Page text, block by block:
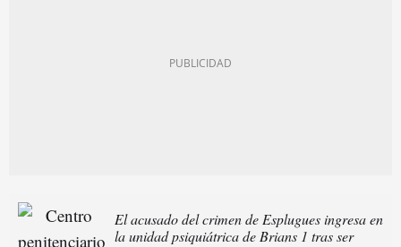
El acusado del crimen de Esplugues ingresa en
la unidad psiquiátrica de Brians 1 tras ser